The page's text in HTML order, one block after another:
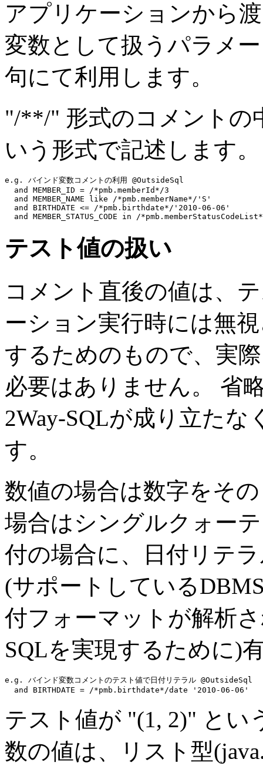
アプリケーションから
変数として扱うパラメ
句にて利用します。
"/**/" 形式のコメントの
いう形式で記述します。
e.g. バインド変数コメントの利用 @OutsideSql
and
MEMBER_ID = /*pmb.memberId*/3
and
MEMBER_NAME like /*pmb.memberName*/ 'S'
and
BIRTHDATE <= /*pmb.birthdate*/ '2010-06-06'
and
MEMBER_STATUS_CODE in /
テスト値の扱い
コメント直後の値は、
ーション実行時には無
するためのもので、実
必要はありません。 省
2Way-SQLが成り立た
す。
数値の場合は数字をそ
場合はシングルクォー
付の場合に、日付リテ
(サポートしている
付フォーマットが解析
SQLを実現するために)
e.g. バインド変数コメントのテスト値で日付リテラル @OutsideSql
and
BIRTHDATE = /*pmb.birthdate*/date '2010-06-06'
テスト値が "(1, 2)" とい
数の値は、リスト型